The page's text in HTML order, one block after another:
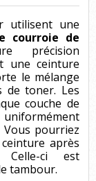
utilisent une
courroie de
précision
une ceinture
le mélange
de toner. Les
couche de
uniformément
Vous pourriez
après
ci est
tambour.